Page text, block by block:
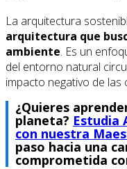
La arquitectura
arquitectura que
ambiente. Es un
del entorno natural
impacto negativo de
¿Quieres
planeta? Estudia
con nuestra
paso hacia una
comprometida